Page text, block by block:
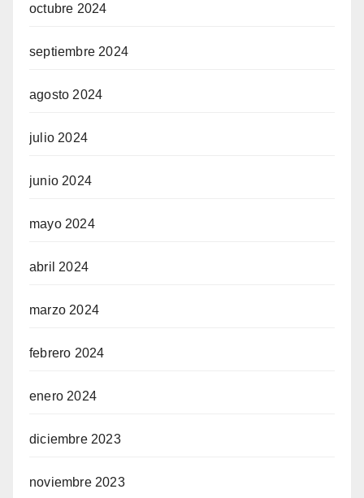
octubre 2024
septiembre 2024
agosto 2024
julio 2024
junio 2024
mayo 2024
abril 2024
marzo 2024
febrero 2024
enero 2024
diciembre 2023
noviembre 2023